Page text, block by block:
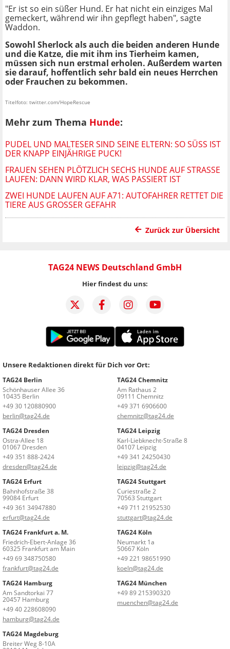
"Er ist so ein süßer Hund. Er hat nicht ein einziges Mal
gemeckert, während wir ihn gepflegt haben", sagte
Waddon.
Sowohl Sherlock als auch die beiden anderen Hunde
und die Katze, die mit ihm ins Tierheim kamen,
müssen sich nun erstmal erholen. Außerdem warten
sie darauf, hoffentlich sehr bald ein neues Herrchen
oder Frauchen zu bekommen.
Titelfoto: twitter.com/HopeRescue
Mehr zum Thema Hunde:
PUDEL UND MALTESER SIND SEINE ELTERN: SO SÜSS IST D
ER KNAPP EINJÄHRIGE PUCK!
FRAUEN SEHEN PLÖTZLICH SECHS HUNDE AUF STRASSE L
AUFEN: DANN WIRD KLAR, WAS PASSIERT IST
ZWEI HUNDE LAUFEN AUF A71: AUTOFAHRER RETTET DIE
TIERE AUS GROSSER GEFAHR
Zurück zur Übersicht
TAG24 NEWS Deutschland GmbH
Hier findest du uns:
Unsere Redaktionen direkt für Dich vor Ort:
TAG24 Berlin
Schönhauser Allee 36
10435 Berlin
+49 30 120880900
berlin@tag24.de
TAG24 Chemnitz
Am Rathaus 2
09111 Chemnitz
+49 371 6906600
chemnitz@tag24.de
TAG24 Dresden
Ostra-Allee 18
01067 Dresden
+49 351 888-2424
dresden@tag24.de
TAG24 Leipzig
Karl-Liebknecht-Straße 8
04107 Leipzig
+49 341 24250430
leipzig@tag24.de
TAG24 Erfurt
Bahnhofstraße 38
99084 Erfurt
+49 361 34947880
erfurt@tag24.de
TAG24 Stuttgart
Curiestraße 2
70563 Stuttgart
+49 711 21952530
stuttgart@tag24.de
TAG24 Frankfurt a. M.
Friedrich-Ebert-Anlage 36
60325 Frankfurt am Main
+49 69 348750580
frankfurt@tag24.de
TAG24 Köln
Neumarkt 1a
50667 Köln
+49 221 98651990
koeln@tag24.de
TAG24 Hamburg
Am Sandtorkai 77
20457 Hamburg
+49 40 228608090
hamburg@tag24.de
TAG24 München
+49 89 215390320
muenchen@tag24.de
TAG24 Magdeburg
Breiter Weg 8-10A